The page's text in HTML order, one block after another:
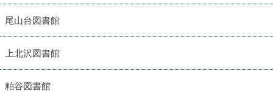
尾山台図書館
上北沢図書館
粕谷図書館